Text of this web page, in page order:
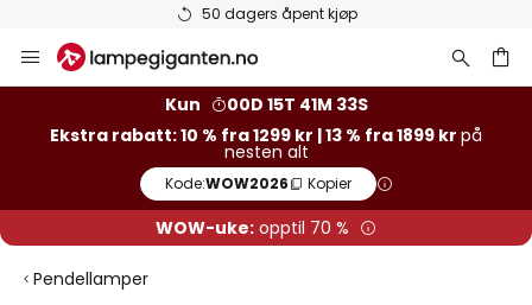
Varer på lager sendes raskt
Hopp
til
Kun
00D 15T 41M 32S
Ekstra rabatt: 10 % fra 1299 kr | 13 % fra 1899 kr på
nesten alt
Kode:WOW2026 Kopier
WOW-uke: opptil 70 %
Pendellamper